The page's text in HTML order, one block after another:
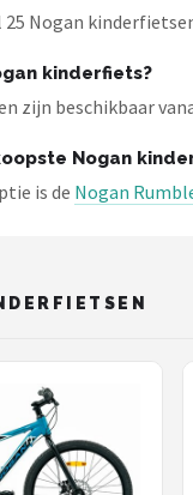
Nogan
kinderfiets?
zijn beschikbaar
Nogan
is de Nogan